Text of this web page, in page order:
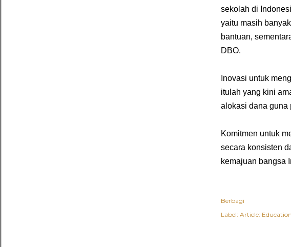
sekolah di
yaitu masih
bantuan,
DBO.
Inovasi untuk
itulah yang kini
alokasi dana guna
Komitmen untuk
secara konsisten
kemajuan bangsa
Berbagi
Label: Article: Education